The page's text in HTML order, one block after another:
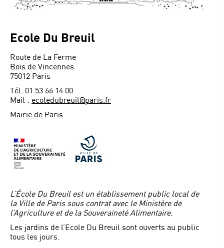
Ecole Du Breuil
Route de La Ferme
Bois de Vincennes
75012 Paris
Tél. 01 53 66 14 00
Mail : ecoledubreuil@paris.fr
Mairie de Paris
L’École Du Breuil est un établissement public local de
la Ville de Paris sous contrat avec le Ministère de
l’Agriculture et de la Souveraineté Alimentaire.
Les jardins de l’Ecole Du Breuil sont ouverts au public
tous les jours.